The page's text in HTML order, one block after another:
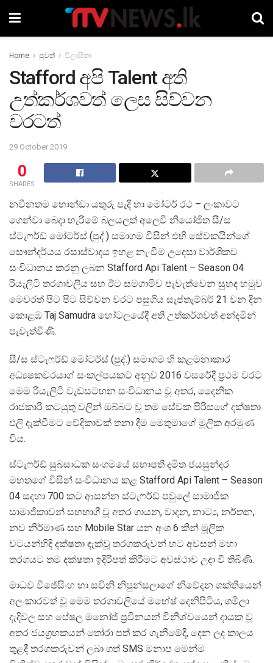
Home පුවත් විලාසිතා
Stafford අපි Talent අති
උත්කර්ශවත් ලෙස සිව්වන
වරටත්
29 October 2019
0
SHARES
නවීනතම හොන්ඩා යතුරු පැදි හා මෝටර් රථ – ලංකාවට
ගෙන්වා බෙදා හැරීමේ බලයලත් අලෙවි නියෝජිත සී/ස
ස්ටැෆර්ඩ් මෝටර්ස් (පුද්.) සමාගම විසින් එහි සේවකයින්ගේ
සෞන්දර්යය රසාස්වාදය ඉහළ නැංවීම උදෙසා වාර්ශිකව
සංවිධානය කරනු ලබන Stafford Api Talent – Season 04
රියැලිටි තරගාවලිය සහ ඊට සමගාමීව පැවැත්වෙන සුහද හමුව
මෙවරත් පිට පිට සිව්වන වරට පසුගිය සැප්තැම්බර් 21 වන දින
කොළඹ Taj Samudra හෝටලයේදී අති උත්කර්ශවත් අන්දමින්
පැවැත්විණි.
සී/ස ස්ටැෆර්ඩ් මෝටර්ස් (පුද්.) සමාගම හි කළමනාකාර
අධ්‍යෂකවරයාග් සංකල්පයකට අනුව 2016 වසරේදී ප්‍රථම වරට
මෙම රියැලිටි වැඩසටහන සංවිධානය වූ අතර, දෛනික
රාජකාරි කටයුතු වලින් ඔබ්බට වූ තම සේවක පිරිසගේ දක්ෂතා
එලි දැක්වීමට වේදිකාවක් තනා දීම මෙතුමාගේ මූලික අරමුණ
විය.
ස්ටැෆර්ඩ් සුබසාධක සංගමයේ සභාපති දමිත ජයසුන්දර
මහතගේ විසින් සංවිධානය කළ Stafford Api Talent – Season
04 සදහා 700 කට ආසන්න ස්ටැෆර්ඩ් පවුලේ සාමාජික
සාමාජිකාවන් සහභාගී වූ අතර ගායන, වාදන, නාට්‍ය, නර්තන,
නව නිර්මාණ සහ Mobile Star යන අංශ 6 කින් මූලික
වටයන්හිදි දක්ෂතා දැක්වූ තරගකරුවන් හට අවසන් මහා
තරගයට තම දක්ෂතා ඉදිරිපත් කිරීමට අවස්ථාව උදා වී තිබිණි.
මාධව විජේසිංහ හා සචිනි නිපුන්සලාගේ නිවේදන ශක්තියෙන්
අලංකාරවත් වූ මෙම තරගාවලියේ මහේෂ් දෙනිපිටිය, ශමිලා
දැදිවල සහ පේෂල මනෝජ් ප්‍රවිනයන් විනිශ්චයෙන් දායක වූ
අතර ජයග්‍රහකයන් තෝරා පත් කර ගැනීමේදී, දෙන ලද කාලය
තුළදී තරගකරුවන් ලබා ගත් SMS මනාප මෙන්ම